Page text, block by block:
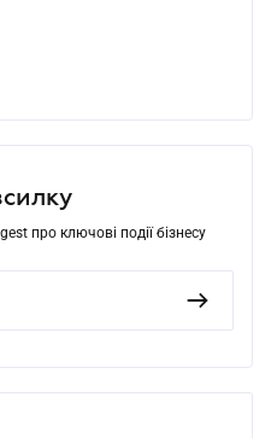
про ключові події бізнесу